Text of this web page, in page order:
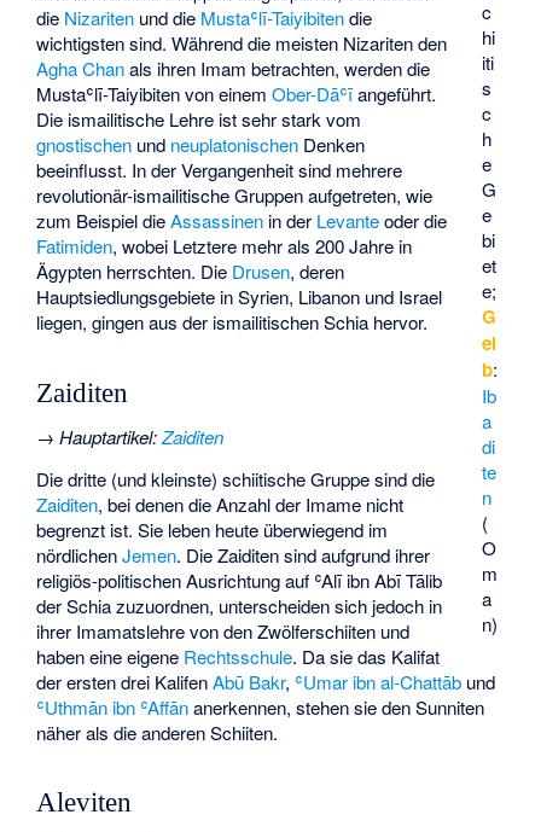
c
hi
iti
s
c
h
e
G
e
bi
et
e;
G
el
b:
Ib
a
di
te
n
(
O
m
a
n)
die Nizariten und die Mustaʿlī-Taiyibitendie
wichtigsten sind. Während die meisten Nizariten den
Agha Chanals ihren Imam betrachten, werden die
Mustaʿlī-Taiyibiten von einemOber-Dāʿīangeführt.
Die ismailitische Lehre ist sehr stark vom
gnostischen und neuplatonischen Denken
beeinflusst. In der Vergangenheit sind mehrere
revolutionär-ismailitische Gruppen aufgetreten, wie
zum Beispiel dieAssassinen in der Levanteoder die
Fatimiden, wobei Letztere mehr als 200 Jahre in
Ägypten herrschten. Die Drusen, deren
Hauptsiedlungsgebiete in Syrien, Libanon und Israel
liegen, gingen aus der ismailitischen Schia hervor.
Zaiditen
→Hauptartikel:Zaiditen
Die dritte (und kleinste) schiitische Gruppe sind die
Zaiditen, bei denen die Anzahl der Imame nicht
begrenzt ist. Sie leben heute überwiegend im
nördlichenJemen. Die Zaiditen sind aufgrund ihrer
religiös-politischen Ausrichtung auf ʿAlī ibn Abī Tālib
der Schia zuzuordnen, unterscheiden sich jedoch in
ihrer Imamatslehre von den Zwölferschiiten und
haben eine eigene Rechtsschule. Da sie das Kalifat
der ersten drei KalifenAbū Bakr, ʿUmar ibn al-Chattāb und
ʿUthmān ibn ʿAffānanerkennen, stehen sie den Sunniten
näher als die anderen Schiiten.
Aleviten